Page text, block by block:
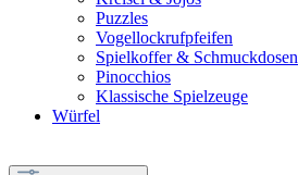
Puzzles
Vogellockrufpfeifen
Spielkoffer & Schmuckdosen
Pinocchios
Klassische Spielzeuge
Würfel